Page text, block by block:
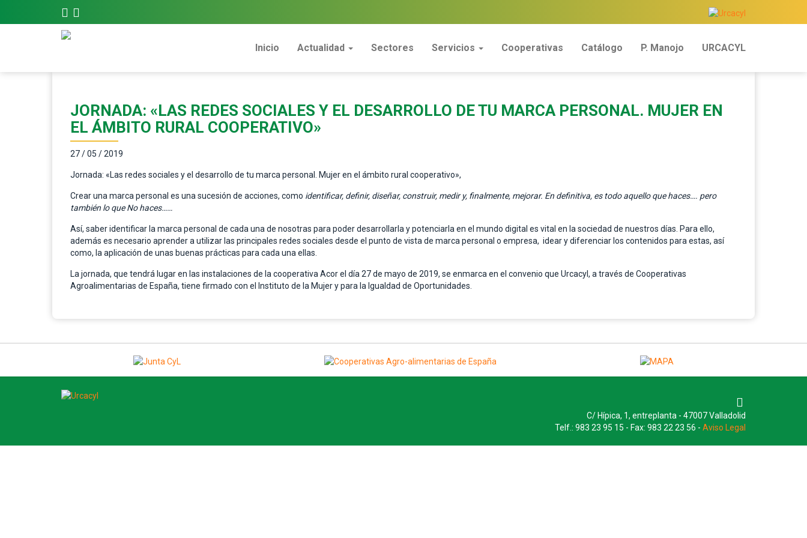
Inicio Actualidad Sectores Servicios Cooperativas Catálogo P. Manojo URCACYL
JORNADA: «LAS REDES SOCIALES Y EL DESARROLLO DE TU MARCA PERSONAL. MUJER EN
EL ÁMBITO RURAL COOPERATIVO»
27 / 05 / 2019
Jornada: «Las redes sociales y el desarrollo de tu marca personal. Mujer en el ámbito rural cooperativo»,
Crear una marca personal es una sucesión de acciones, como identificar, definir, diseñar, construir, medir y, finalmente, mejorar. En definitiva, es todo aquello que haces…. pero
también lo que No haces……
Así, saber identificar la marca personal de cada una de nosotras para poder desarrollarla y potenciarla en el mundo digital es vital en la sociedad de nuestros días. Para ello,
además es necesario aprender a utilizar las principales redes sociales desde el punto de vista de marca personal o empresa, idear y diferenciar los contenidos para estas, así
como, la aplicación de unas buenas prácticas para cada una ellas.
La jornada, que tendrá lugar en las instalaciones de la cooperativa Acor el día 27 de mayo de 2019, se enmarca en el convenio que Urcacyl, a través de Cooperativas
Agroalimentarias de España, tiene firmado con el Instituto de la Mujer y para la Igualdad de Oportunidades.
C/ Hípica, 1, entreplanta - 47007 Valladolid
Telf.: 983 23 95 15 - Fax: 983 22 23 56 - Aviso Legal